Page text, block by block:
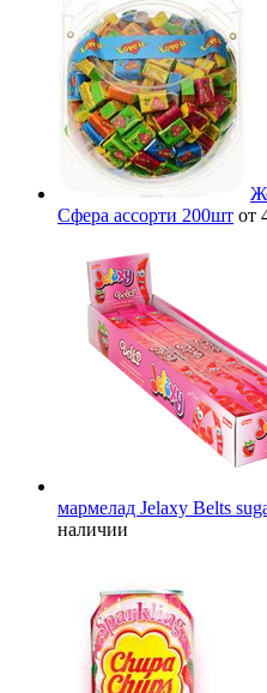
Сфера ассорти 200шт от
мармелад Jelaxy Belts
наличии